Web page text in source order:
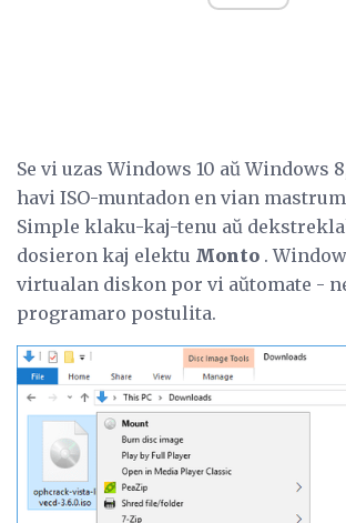
Se vi uzas Windows 10 aŭ Windows
havi ISO-muntadon en vian
Simple klaku-kaj-tenu aŭ
dosieron kaj elektu Monto .
virtualan diskon por vi aŭtomate -
programaro postulita.